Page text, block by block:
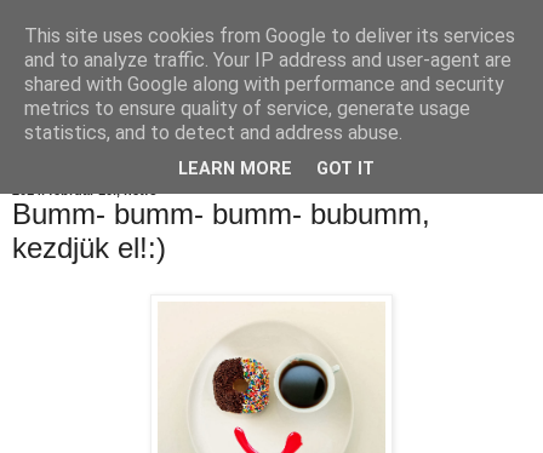
Konyhamesék
Bumm- bumm- bumm- bubumm,
kezdjük el!:)
This site uses cookies from Google to deliver its services
and to analyze traffic. Your IP address and user-agent are
shared with Google along with performance and security
metrics to ensure quality of service, generate usage
statistics, and to detect and address abuse.
LEARN MORE GOT IT